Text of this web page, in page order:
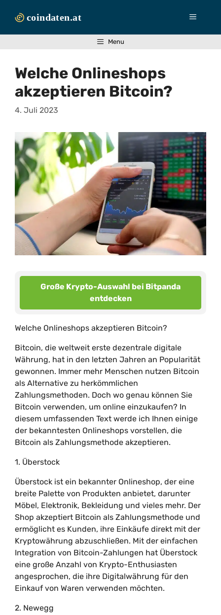
Inhalt
Menü
Menu
Welche Onlineshops
akzeptieren Bitcoin?
4. Juli 2023
Große Krypto-Auswahl bei Bitpanda
entdecken
Welche Onlineshops akzeptieren Bitcoin?
Bitcoin, die weltweit erste dezentrale digitale
Währung, hat in den letzten Jahren an Popularität
gewonnen. Immer mehr Menschen nutzen Bitcoin
als Alternative zu herkömmlichen
Zahlungsmethoden. Doch wo genau können Sie
Bitcoin verwenden, um online einzukaufen? In
diesem umfassenden Text werde ich Ihnen einige
der bekanntesten Onlineshops vorstellen, die
Bitcoin als Zahlungsmethode akzeptieren.
1. Überstock
Überstock ist ein bekannter Onlineshop, der eine
breite Palette von Produkten anbietet, darunter
Möbel, Elektronik, Bekleidung und vieles mehr. Der
Shop akzeptiert Bitcoin als Zahlungsmethode und
ermöglicht es Kunden, ihre Einkäufe direkt mit der
Kryptowährung abzuschließen. Mit der einfachen
Integration von Bitcoin-Zahlungen hat Überstock
eine große Anzahl von Krypto-Enthusiasten
angesprochen, die ihre Digitalwährung für den
Einkauf von Waren verwenden möchten.
2. Newegg